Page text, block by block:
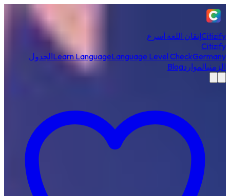
Citizifyإتقان اللغة أسرع
Citizify
Learn LanguageLanguage Level CheckGermany
الجدول
الزمنيالمواردBlog